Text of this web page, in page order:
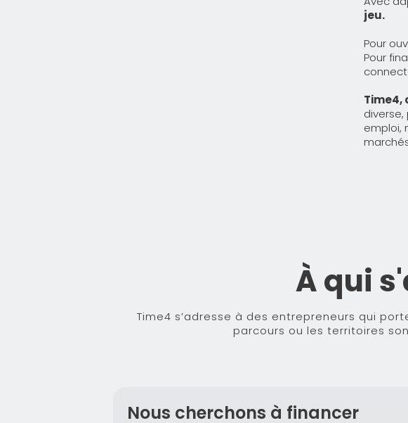
jeu.
Pour
Pour
Time4,
emploi,
À qui
Time4 s’adresse à des entrepreneurs qui
parcours ou les territoires
Nous cherchons à financer